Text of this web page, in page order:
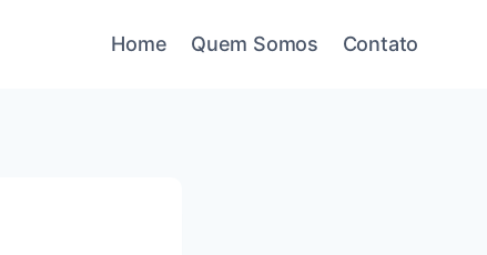
Home Quem Somos Contato